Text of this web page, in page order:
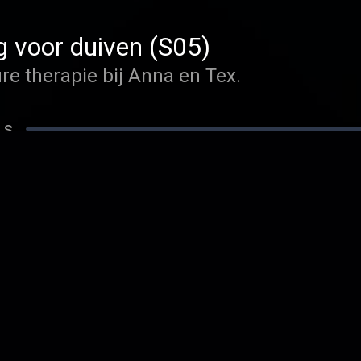
voor duiven (S05)
therapie bij Anna en Tex.
s